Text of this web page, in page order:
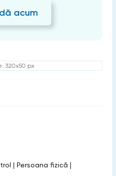
acum
320x50 px
| Persoana fizică |